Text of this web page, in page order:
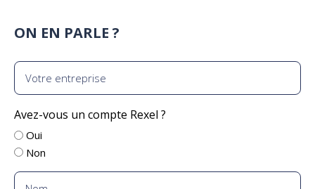
ON EN PARLE ?
Votre
entreprise
Avez-vous un compte Rexel ?
Oui
Non
Nom